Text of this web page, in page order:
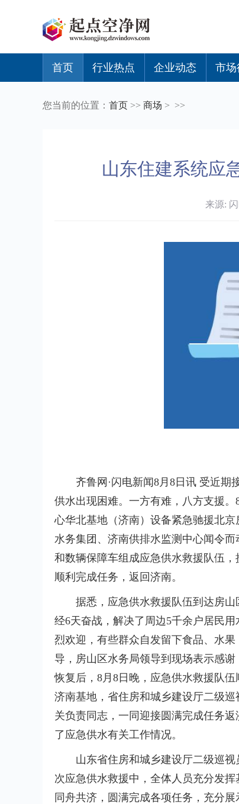
首页 行业热点 企业动态 市场
您当前的位置： 首页 >> 商场 > >>
山东住建系统应
来源:
齐鲁网·闪电新闻8月8日讯 受近
供水出现困难。一方有难，八方支援
心华北基地（济南）设备紧急驰援北
水务集团、济南供排水监测中心闻令
和数辆保障车组成应急供水救援队伍
顺利完成任务，返回济南。
据悉，应急供水救援队伍到达房
经6天奋战，解决了周边5千余户居民
烈欢迎，有些群众自发留下食品、水
导，房山区水务局领导到现场表示感
恢复后，8月8日晚，应急供水救援队
济南基地，省住房和城乡建设厅二级
关负责同志，一同迎接圆满完成任务
了应急供水有关工作情况。
山东省住房和城乡建设厅二级巡
次应急供水救援中，全体人员充分发
同舟共济，圆满完成各项任务，充分